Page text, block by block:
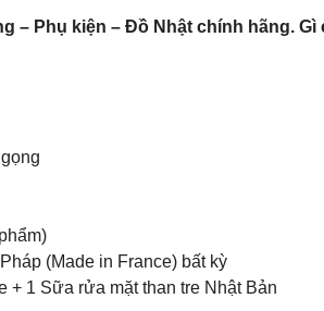
– Phụ kiện – Đồ Nhật chính hãng.
(Made in France) bất kỳ
+ 1 Sữa rửa mặt than tre Nhật Bản